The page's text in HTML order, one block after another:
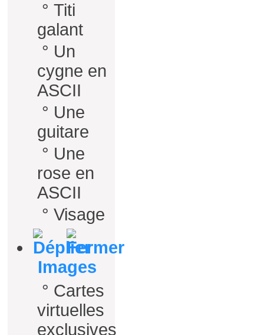
° Titi
galant
° Un
cygne en
ASCII
° Une
guitare
° Une
rose en
ASCII
° Visage
Images
° Cartes
virtuelles
exclusives